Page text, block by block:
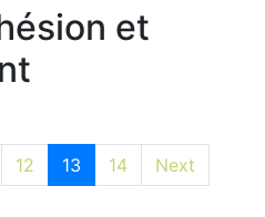
et
12 13 14 Next